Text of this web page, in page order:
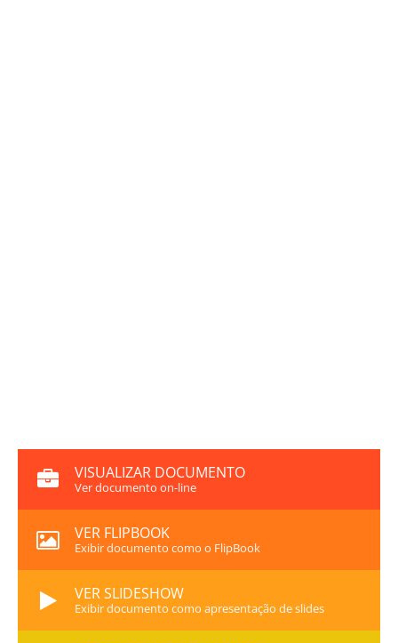
VISUALIZAR DOCUMENTO
Ver documento on-line
VER FLIPBOOK
Exibir documento como o FlipBook
VER SLIDESHOW
Exibir documento como apresentação de slides